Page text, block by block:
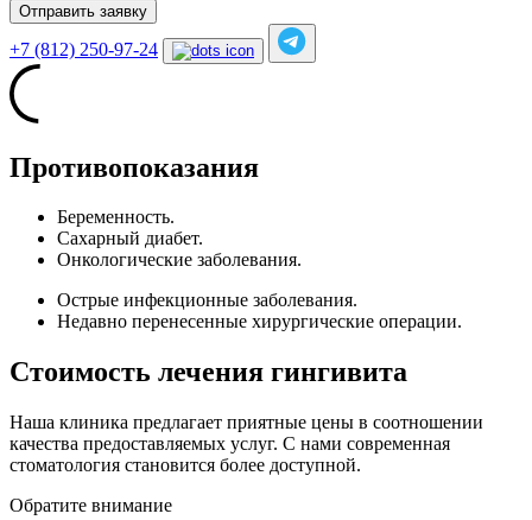
Отправить заявку
+7 (812) 250-97-24
Противопоказания
Беременность.
Сахарный диабет.
Онкологические заболевания.
Острые инфекционные заболевания.
Недавно перенесенные хирургические операции.
Стоимость лечения гингивита
Наша клиника предлагает приятные цены в соотношении
качества предоставляемых услуг. С нами современная
стоматология становится более доступной.
Обратите внимание